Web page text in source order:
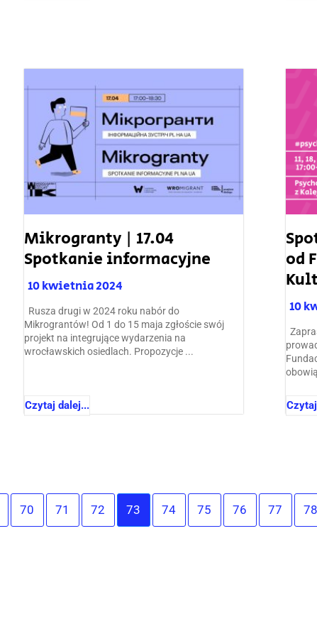
Mikrogranty | 17.04
Spotkanie informacyjne
10 kwietnia 2024
Rusza drugi w 2024 roku nabór do
Mikrograntów! Od 1 do 15 maja zgłoście swój
projekt na integrujące wydarzenia na
wrocławskich osiedlach. Propozycje ...
Czytaj dalej...
od
10
70 71 72 73 74 75 76 77 78